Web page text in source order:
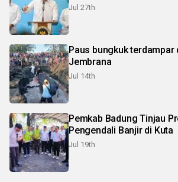
Jul 27th
Paus bungkuk terdampar
Jembrana
Jul 14th
Pemkab Badung Tinjau
Pengendali Banjir di Kuta
Jul 19th